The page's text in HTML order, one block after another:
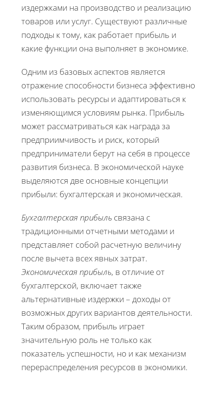
издержками на производство и реализацию
товаров или услуг. Существуют различные
подходы к тому, как работает прибыль и
какие функции она выполняет в экономике.
Одним из базовых аспектов является
отражение способности бизнеса эффективно
использовать ресурсы и адаптироваться к
изменяющимся условиям рынка. Прибыль
может рассматриваться как награда за
предприимчивость и риск, который
предприниматели берут на себя в процессе
развития бизнеса. В экономической науке
выделяются две основные концепции
прибыли: бухгалтерская и экономическая.
Бухгалтерская прибыль связана с
традиционными отчетными методами и
представляет собой расчетную величину
после вычета всех явных затрат.
Экономическая прибыль, в отличие от
бухгалтерской, включает также
альтернативные издержки – доходы от
возможных других вариантов деятельности.
Таким образом, прибыль играет
значительную роль не только как
показатель успешности, но и как механизм
перераспределения ресурсов в экономики.